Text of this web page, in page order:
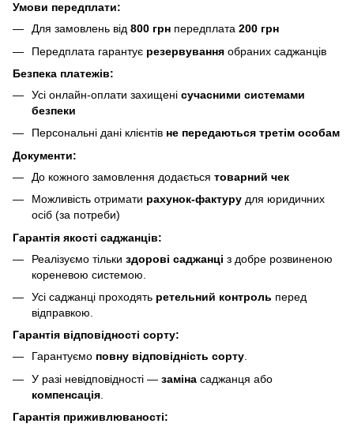
Умови передплати:
Для замовлень від 800 грн передплата 200 грн
Передплата гарантує резервування обраних саджанців
Безпека платежів:
Усі онлайн-оплати захищені сучасними системами
безпеки
Персональні дані клієнтів не передаються третім особам
Документи:
До кожного замовлення додається товарний чек
Можливість отримати рахунок-фактуру для юридичних
осіб (за потреби)
Гарантія якості саджанців:
Реалізуємо тільки здорові саджанці з добре розвиненою
кореневою системою.
Усі саджанці проходять ретельний контроль перед
відправкою.
Гарантія відповідності сорту:
Гарантуємо повну відповідність сорту.
У разі невідповідності — заміна саджанця або
компенсація
Гарантія приживлюваності: